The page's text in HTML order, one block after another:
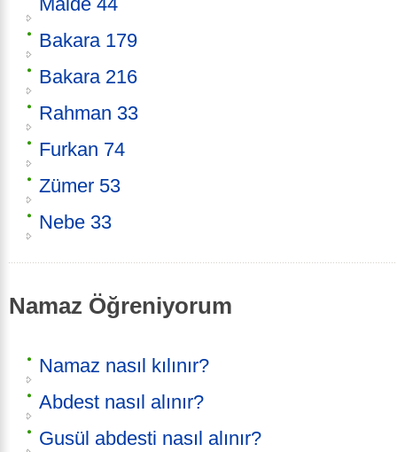
Bakara 179
Bakara 216
Rahman 33
Furkan 74
Zümer 53
Nebe 33
Namaz Öğreniyorum
Namaz nasıl kılınır?
Abdest nasıl alınır?
Gusül abdesti nasıl alınır?